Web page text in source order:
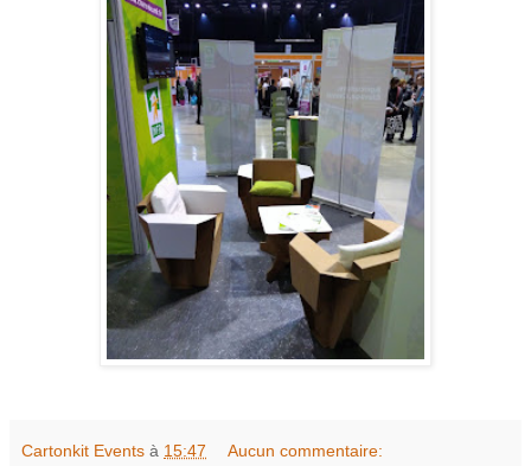
Cartonkit Events à 15:47 Aucun commentaire: